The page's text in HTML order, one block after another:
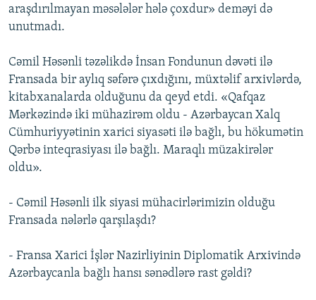
araşdırılmayan məsələlər hələ çoxdur» deməyi də
unutmadı.
Cəmil Həsənli təzəlikdə İnsan Fondunun dəvəti ilə
Fransada bir aylıq səfərə çıxdığını, müxtəlif arxivlərdə,
kitabxanalarda olduğunu da qeyd etdi. «Qafqaz
Mərkəzində iki mühazirəm oldu - Azərbaycan Xalq
Cümhuriyyətinin xarici siyasəti ilə bağlı, bu hökumətin
Qərbə inteqrasiyası ilə bağlı. Maraqlı müzakirələr
oldu».
- Cəmil Həsənli ilk siyasi mühacirlərimizin olduğu
Fransada nələrlə qarşılaşdı?
- Fransa Xarici İşlər Nazirliyinin Diplomatik Arxivində
Azərbaycanla bağlı hansı sənədlərə rast gəldi?